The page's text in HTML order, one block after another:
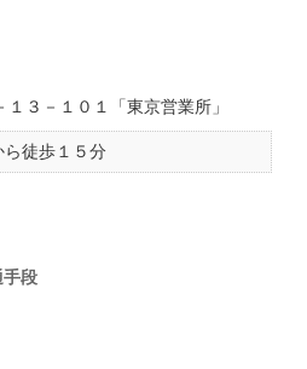
３－１０１「東京営業所」
徒歩１５分
手段